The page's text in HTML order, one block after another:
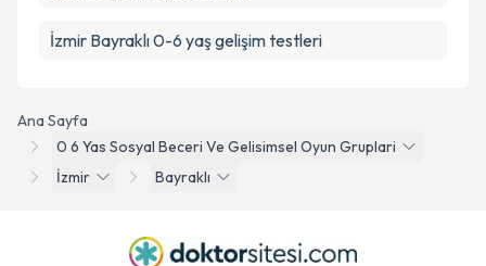
Ana Sayfa
0 6 Yas Sosyal Beceri Ve Gelisimsel Oyun Gruplari
İzmir
Bayraklı
İzmir Bayraklı 0-6 yaş gelişim testleri